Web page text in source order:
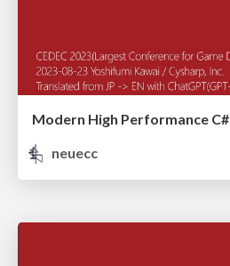
Modern High Performance
neuecc